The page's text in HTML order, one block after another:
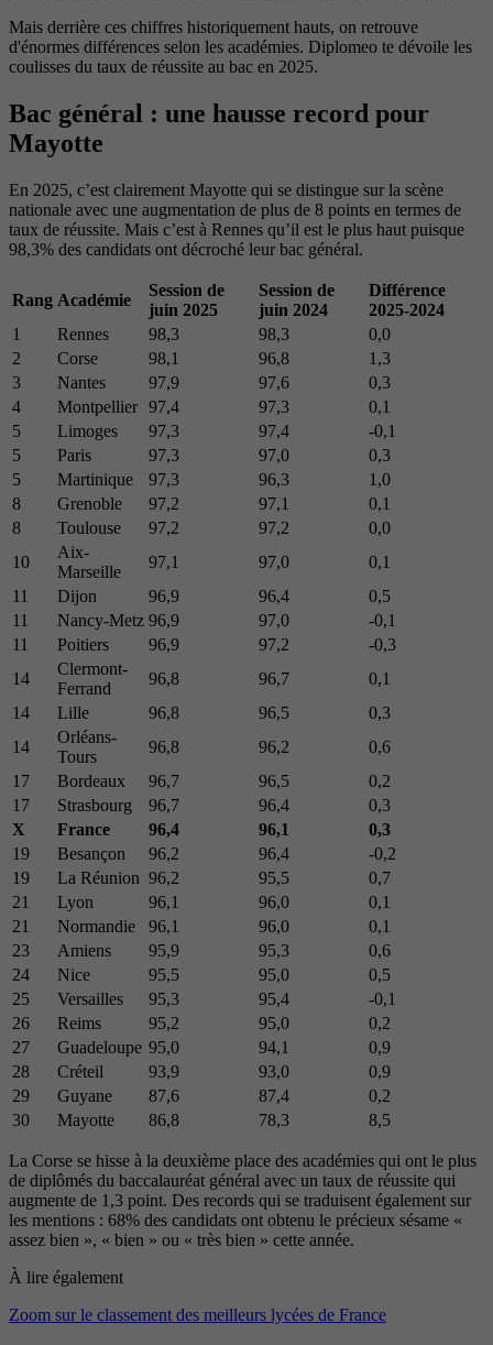
Mais derrière ces chiffres historiquement hauts, on retrouve
d'énormes différences selon les académies. Diplomeo te dévoile les
coulisses du taux de réussite au bac en 2025.
Bac général : une hausse record pour
Mayotte
En 2025, c’est clairement Mayotte qui se distingue sur la scène
nationale avec une augmentation de plus de 8 points en termes de
taux de réussite. Mais c’est à Rennes qu’il est le plus haut puisque
98,3% des candidats ont décroché leur bac général.
Rang Académie
Session de
juin 2025
Session de
juin 2024
Différence
2025-2024
1
Rennes 98,3 98,3
0,0
2
Corse 98,1 96,8
1,3
3
Nantes 97,9 97,6
0,3
4
Montpellier 97,4 97,3
0,1
5
Limoges 97,3 97,4
-0,1
5
Paris 97,3 97,0
0,3
5
Martinique 97,3 96,3
1,0
8
Grenoble 97,2 97,1
0,1
8
Toulouse 97,2 97,2
0,0
10
Aix-
Marseille
97,1 97,0
0,1
11
Dijon 96,9 96,4
0,5
11
Nancy-Metz 96,9 97,0
-0,1
11
Poitiers 96,9 97,2
-0,3
14
Clermont-
Ferrand
96,8 96,7
0,1
14
Lille 96,8 96,5
0,3
14
Orléans-
Tours
96,8 96,2
0,6
17
Bordeaux 96,7 96,5
0,2
17
Strasbourg 96,7 96,4
0,3
X
France 96,4 96,1
0,3
19
Besançon 96,2 96,4
-0,2
19
La Réunion 96,2 95,5
0,7
21
Lyon 96,1 96,0
0,1
21
Normandie 96,1 96,0
0,1
23
Amiens 95,9 95,3
0,6
24
Nice 95,5 95,0
0,5
25
Versailles 95,3 95,4
-0,1
26
Reims 95,2 95,0
0,2
27
Guadeloupe 95,0 94,1
0,9
28
Créteil 93,9 93,0
0,9
29
Guyane 87,6 87,4
0,2
30
Mayotte 86,8 78,3 8,5
La Corse se hisse à la deuxième place des académies qui ont le plus
de diplômés du baccalauréat général avec un taux de réussite qui
augmente de 1,3 point. Des records qui se traduisent également sur
les mentions : 68% des candidats ont obtenu le précieux sésame «
assez bien », « bien » ou « très bien » cette année.
À lire également
Zoom sur le classement des meilleurs lycées de France